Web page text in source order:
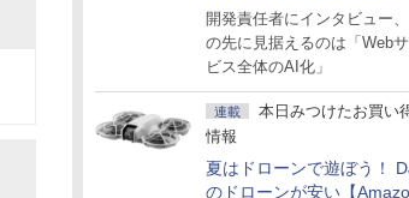
た「GMO AI RAG」は無
OSS版で「1社1RAG」を
指す
開発責任者にインタビュー
の先に見据えるのは「Web
ビス全体のAI化」
連載
本日みつけたお買い
情報
夏はドローンで遊ぼう！
のドローンが安い【